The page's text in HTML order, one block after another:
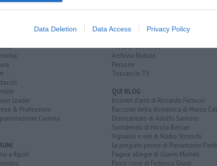
Data Deletion Data Access Privacy Policy
Leader
& Professioni
Cinema
a Ripoli
Le notizie di oggi
Più Letti del mese
Archivio Notizie
Persone
Toscani in TV
QUI BLOG
Incontri d'arte di Riccardo Ferrucci
Racconti della domenica di Marco
Disincantato di Adolfo Santoro
Sorridendo di Nicola Belcari
Vignaioli e vini di Nadio Stronchi
Le pregiate penne di Pierantonio Pardi
Pagine allegre di Gianni Micheli
Psico-cose di Federica Giusti